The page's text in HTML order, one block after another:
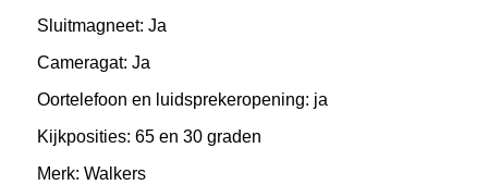
Sluitmagneet: Ja
Cameragat: Ja
Oortelefoon en luidsprekeropening: ja
Kijkposities: 65 en 30 graden
Merk: Walkers